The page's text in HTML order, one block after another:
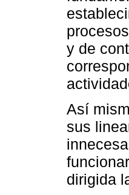
y de
Así
sus
dirigida